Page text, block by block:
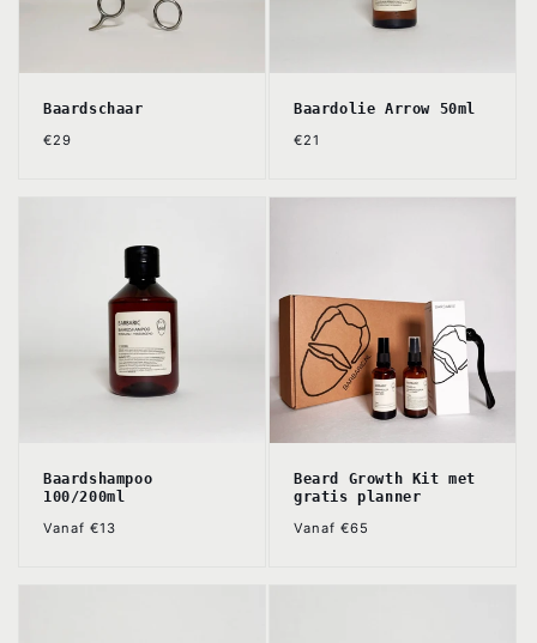
Baardschaar
Normale
€29
Baardolie Arrow 50ml
Normale
€21
Baardshampoo
100/200ml
Normale
Vanaf €13
Beard Growth Kit met
gratis planner
Normale
Vanaf €65